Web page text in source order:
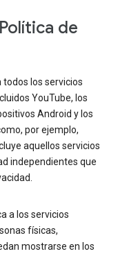
de
todos los servicios
YouTube, los
Android y los
por ejemplo,
aquellos servicios
independientes que
a los servicios
físicas,
mostrarse en los